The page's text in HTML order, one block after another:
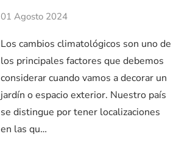
01 Agosto 2024
Los cambios climatológicos son uno de
los principales factores que debemos
considerar cuando vamos a decorar un
jardín o espacio exterior. Nuestro país
se distingue por tener localizaciones
en las qu…